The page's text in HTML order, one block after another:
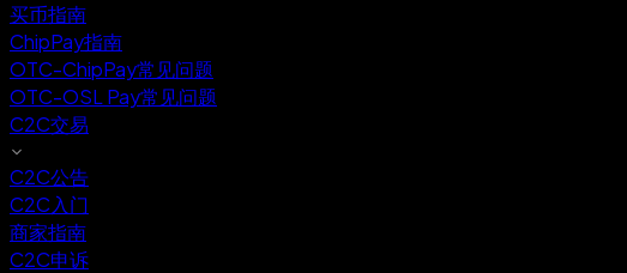
买币指南
ChipPay指南
OTC-ChipPay常见问题
OTC-OSL Pay常见问题
C2C交易
C2C公告
C2C入门
商家指南
C2C申诉